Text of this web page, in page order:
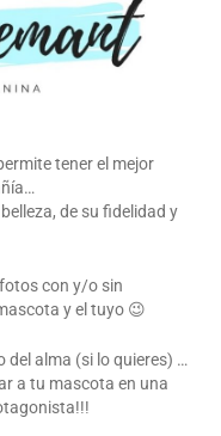
tener el mejor
de su fidelidad y
con y/o sin
y el tuyo 😉
del alma (si lo quieres) …
a tu mascota en una